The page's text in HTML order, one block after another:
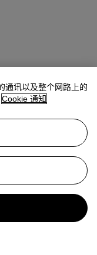
通讯以及整个网路上的
Cookie 通知